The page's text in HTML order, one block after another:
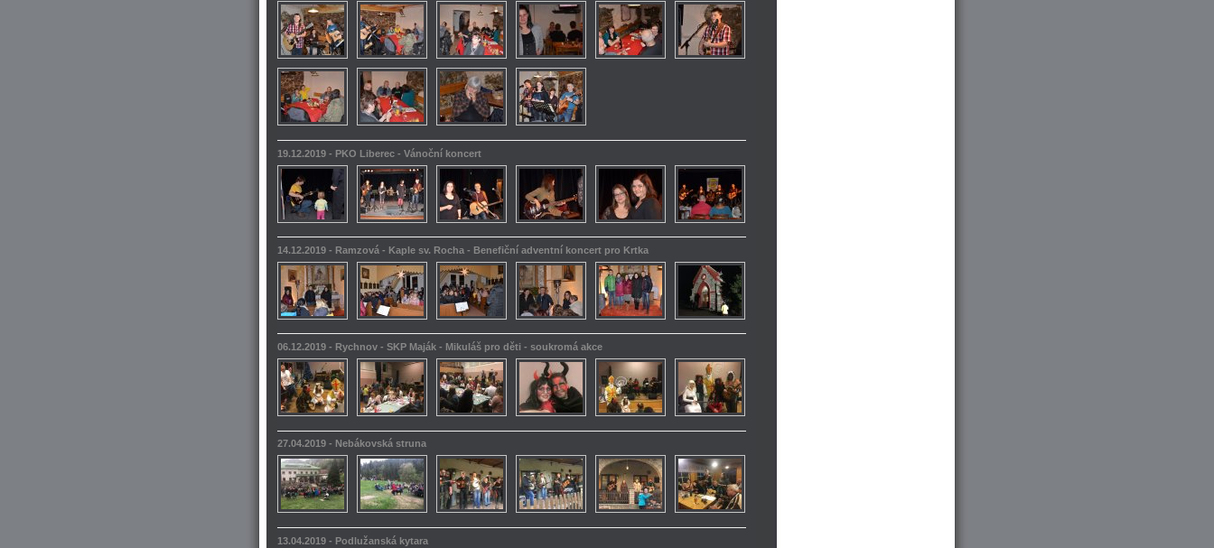
19.12.2019 - PKO Liberec - Vánoční koncert
14.12.2019 - Ramzová - Kaple sv. Rocha - Benefiční adventní koncert pro Krtka
06.12.2019 - Rychnov - SKP Maják - Mikuláš pro děti - soukromá akce
27.04.2019 - Nebákovská struna
13.04.2019 - Podlužanská kytara